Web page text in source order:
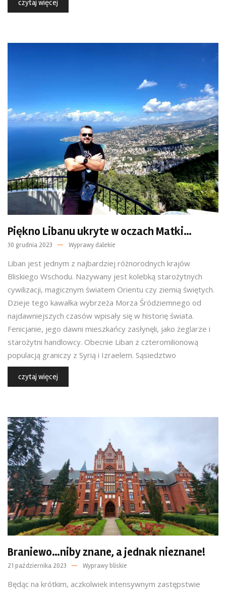
czytaj więcej
Piękno Libanu ukryte w oczach Matki…
30 grudnia 2023 Wyprawy dalekie
Liban jest jednym z najbardziej różnorodnych krajów
Bliskiego Wschodu. Nazywany jest kolebką starożytnych
cywilizacji, magicznym światem Orientu czy ziemią świętych.
Dzieje tego kawałka wybrzeża Morza Śródziemnego od
najdawniejszych czasów wpisały się w historię świata.
Fenicjanie, jego dawni mieszkańcy zasłynęli, jako żeglarze i
starożytni handlowcy. Obecnie Liban z czteromilionową
populacją graniczy z Syrią i Izraelem. Sąsiedztwo
czytaj więcej
Braniewo…niby znane, a jednak nieznane!
21 października 2023 Wyprawy bliskie
Będąc na krótkim, aczkolwiek intensywnym zastępstwie